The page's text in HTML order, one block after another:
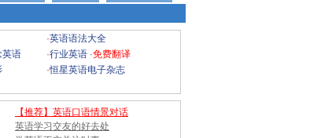
·英语语法大全
英语 ·行业英语 ·免费翻译
·恒星英语电子杂志
【推荐】英语口语情景对话
英语学习交友的好去处